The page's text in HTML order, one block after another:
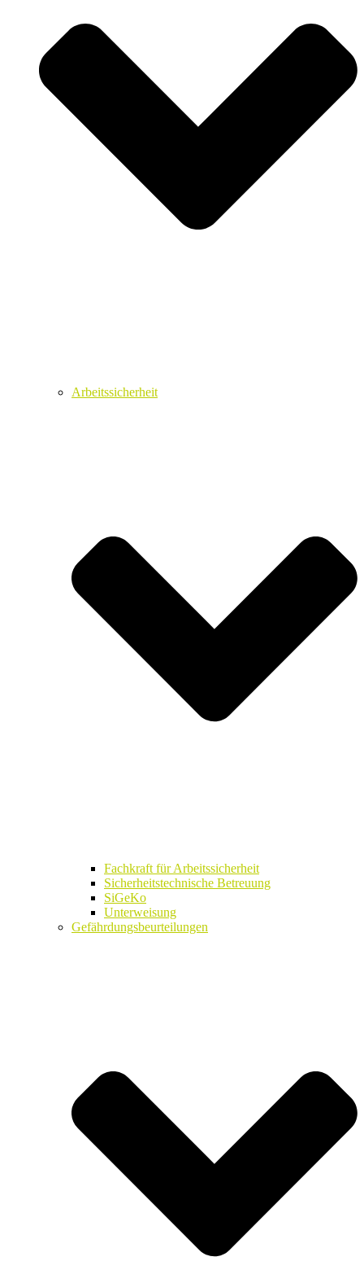
Arbeitssicherheit
Fachkraft für Arbeitssicherheit
Sicherheitstechnische Betreuung
SiGeKo
Unterweisung
Gefährdungsbeurteilungen